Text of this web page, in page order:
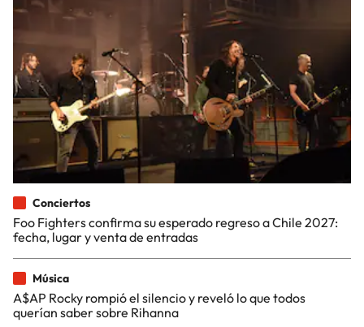
Conciertos
Foo Fighters confirma su esperado regreso a Chile 2027:
fecha, lugar y venta de entradas
Música
A$AP Rocky rompió el silencio y reveló lo que todos
querían saber sobre Rihanna